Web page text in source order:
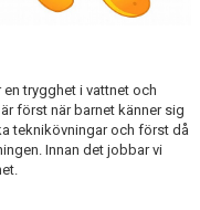
trygghet i vattnet och
först när barnet känner sig
teknikövningar och först då
Innan det jobbar vi